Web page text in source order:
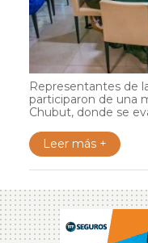
Representantes de
participaron de una
Chubut, donde se
Leer más +